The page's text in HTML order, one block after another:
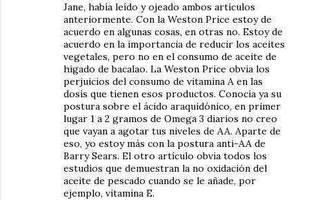
Jane, había leído y ojeado ambos artículos
anteriormente. Con la Weston Price estoy de
acuerdo en algunas cosas, en otras no. Estoy de
acuerdo en la importancia de reducir los aceites
vegetales, pero no en el consumo de aceite de
hígado de bacalao. La Weston Price obvia los
perjuicios del consumo de vitamina A en las
dosis que tienen esos productos. Conocía ya su
postura sobre el ácido araquidónico, en primer
lugar 1 a 2 gramos de Omega 3 diarios no creo
que vayan a agotar tus niveles de AA. Aparte de
eso, yo estoy más con la postura anti-AA de
Barry Sears. El otro artículo obvia todos los
estudios que demuestran la no oxidación del
aceite de pescado cuando se le añade, por
ejemplo, vitamina E.